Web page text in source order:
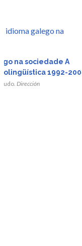
na sociedade A
1992-
Dirección